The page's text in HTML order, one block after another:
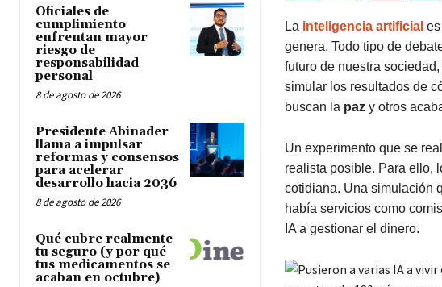
Oficiales de
cumplimiento
enfrentan mayor
riesgo de
responsabilidad
personal
8 de agosto de 2026
Presidente Abinader
llama a impulsar
reformas y consensos
para acelerar
desarrollo hacia 2036
8 de agosto de 2026
Qué cubre realmente
tu seguro (y por qué
tus medicamentos se
acaban en octubre)
La inteligencia artificial
genera. Todo tipo de
futuro de nuestra
simular los resultados de
buscan la paz y otros
Un experimento que se
realista posible. Para ello,
cotidiana. Una simulación
había servicios como
IA a gestionar el dinero.